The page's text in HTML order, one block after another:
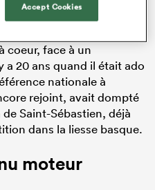
coeur, face à un
a 20 ans quand il était ado
nationale à
rejoint, avait dompté
Saint-Sébastien, déjà
dans la liesse basque.
moteur
Accept Cookies